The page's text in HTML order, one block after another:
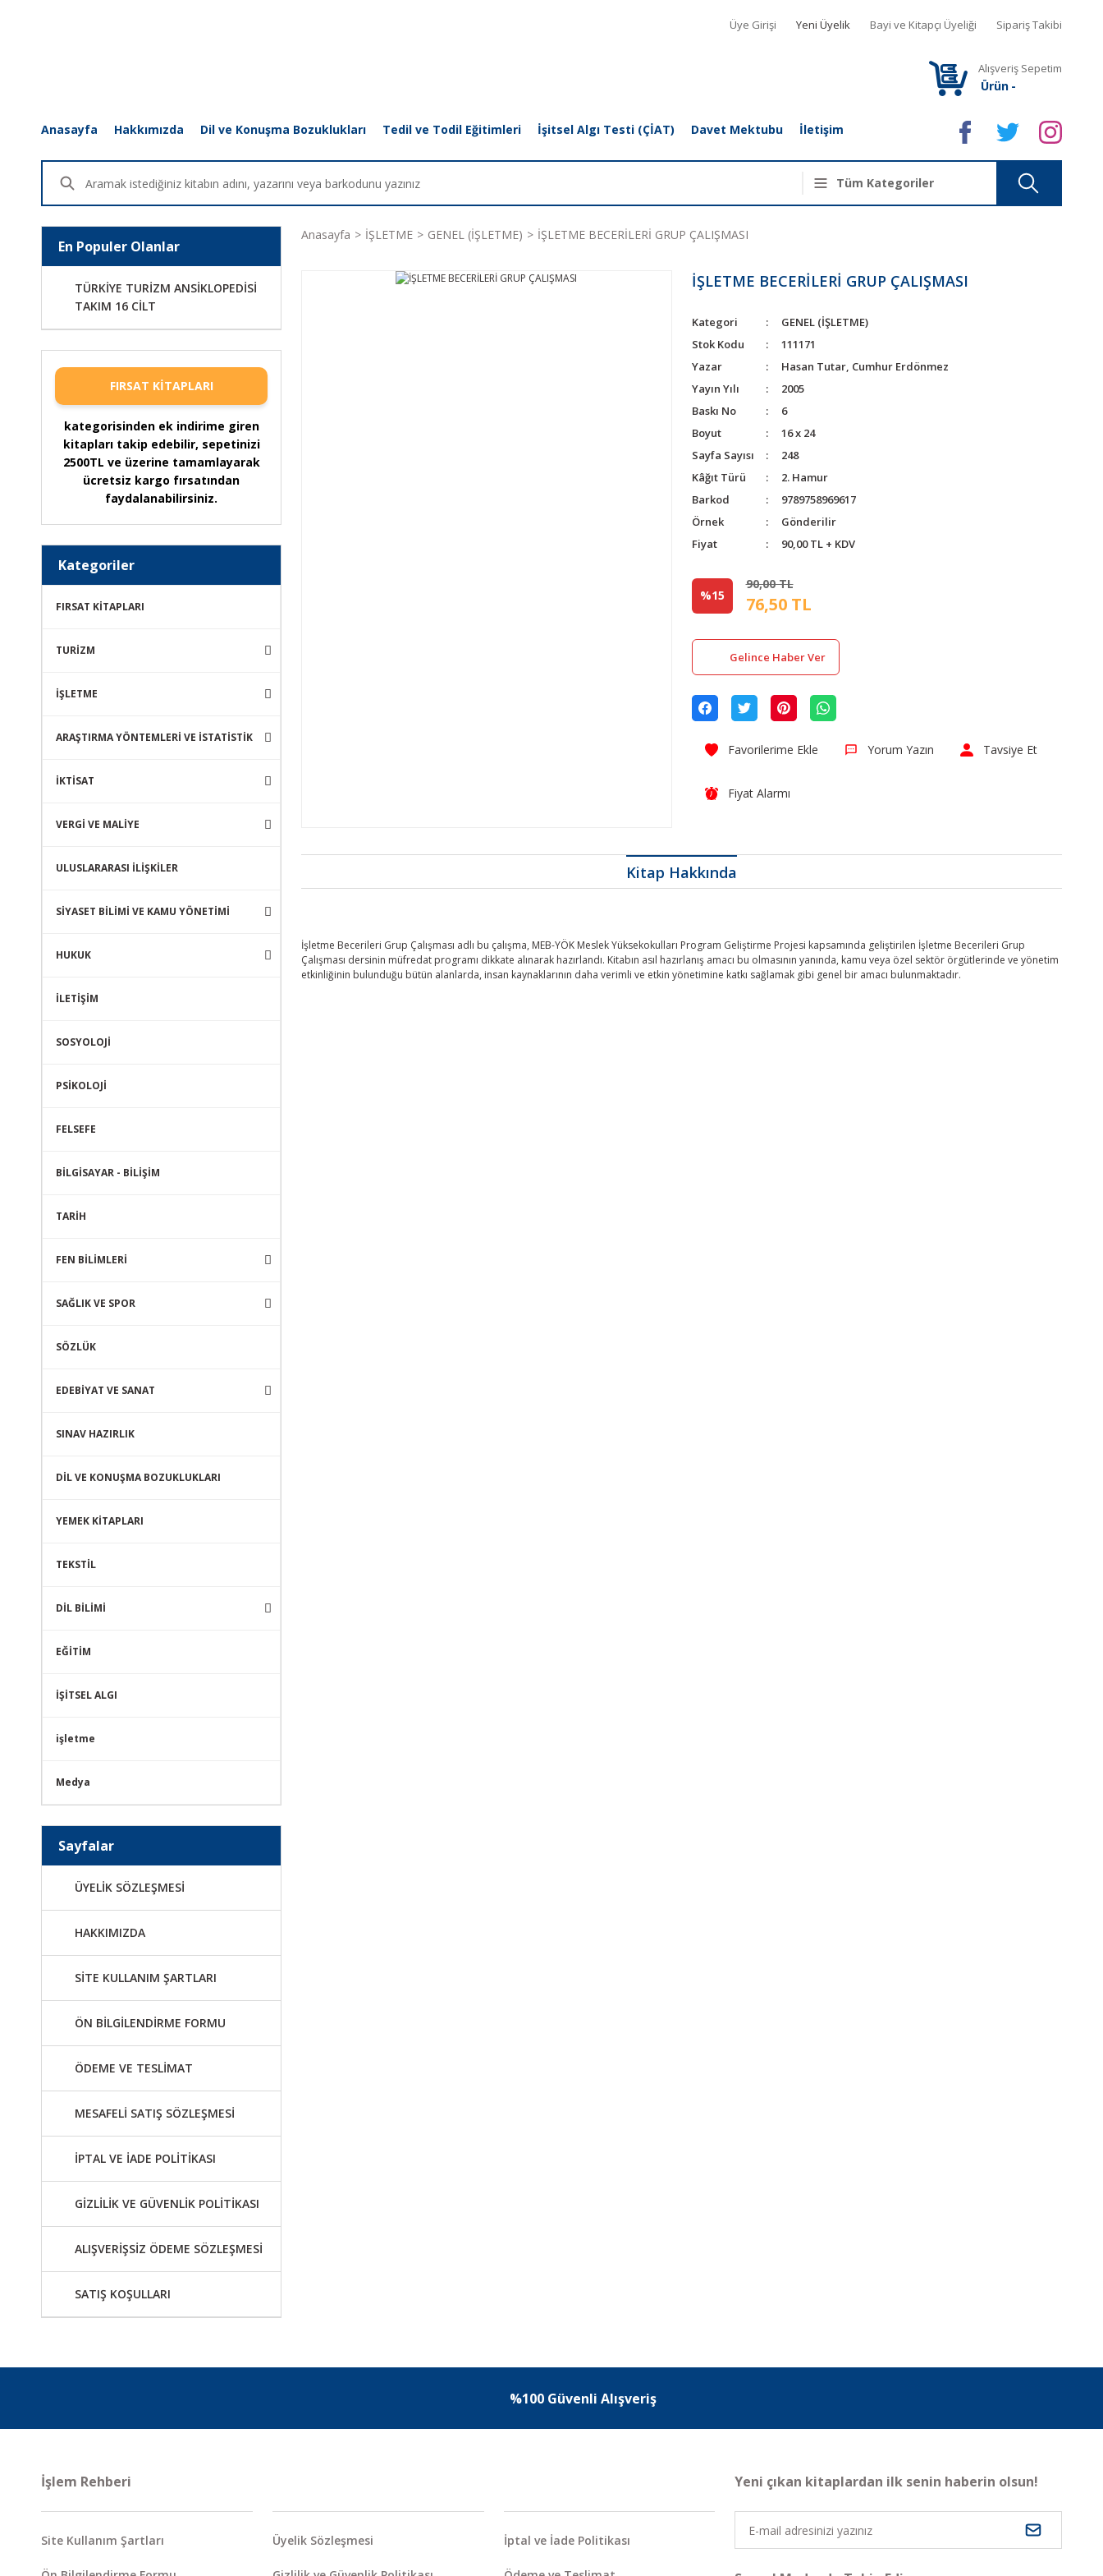
Üye Girişi Yeni Üyelik Bayi ve Kitapçı Üyeliği Sipariş Takibi
Alışveriş Sepetim
Ürün -
Anasayfa Hakkımızda Dil ve Konuşma Bozuklukları Tedil ve Todil Eğitimleri İşitsel Algı Testi (ÇİAT) Davet Mektubu İletişim
En Populer Olanlar
TÜRKİYE TURİZM ANSİKLOPEDİSİ
TAKIM 16 CİLT
FIRSAT KİTAPLARI
kategorisinden ek indirime giren
kitapları takip edebilir, sepetinizi
2500TL ve üzerine tamamlayarak
ücretsiz kargo fırsatından
faydalanabilirsiniz.
Kategoriler
FIRSAT KİTAPLARI
TURİZM
İŞLETME
ARAŞTIRMA YÖNTEMLERİ VE İSTATİSTİK
İKTİSAT
VERGİ VE MALİYE
ULUSLARARASI İLİŞKİLER
SİYASET BİLİMİ VE KAMU YÖNETİMİ
HUKUK
İLETİŞİM
SOSYOLOJİ
PSİKOLOJİ
FELSEFE
BİLGİSAYAR - BİLİŞİM
TARİH
FEN BİLİMLERİ
SAĞLIK VE SPOR
SÖZLÜK
EDEBİYAT VE SANAT
SINAV HAZIRLIK
DİL VE KONUŞMA BOZUKLUKLARI
YEMEK KİTAPLARI
TEKSTİL
DİL BİLİMİ
EĞİTİM
İŞİTSEL ALGI
işletme
Medya
Sayfalar
ÜYELİK SÖZLEŞMESİ
HAKKIMIZDA
SİTE KULLANIM ŞARTLARI
ÖN BİLGİLENDİRME FORMU
ÖDEME VE TESLİMAT
MESAFELİ SATIŞ SÖZLEŞMESİ
İPTAL VE İADE POLİTİKASI
GİZLİLİK VE GÜVENLİK POLİTİKASI
ALIŞVERİŞSİZ ÖDEME SÖZLEŞMESİ
SATIŞ KOŞULLARI
Anasayfa İŞLETME GENEL (İŞLETME) İŞLETME BECERİLERİ GRUP ÇALIŞMASI
İŞLETME BECERİLERİ GRUP ÇALIŞMASI
Kategori
GENEL (İŞLETME)
Stok Kodu
111171
Yazar
Hasan Tutar, Cumhur Erdönmez
Yayın Yılı
2005
Baskı No
6
Boyut
16 x 24
Sayfa Sayısı
248
Kâğıt Türü
2. Hamur
Barkod
9789758969617
Örnek
Gönderilir
Fiyat
90,00 TL + KDV
%15
90,00 TL
76,50 TL
Gelince Haber Ver
Yorum Yazın Tavsiye Et
Fiyat Alarmı
Kitap Hakkında
İşletme Becerileri Grup Çalışması adlı bu çalışma, MEB-YÖK Meslek Yüksekokulları Program Geliştirme Projesi kapsamında geliştirilen İşletme Becerileri Grup
Çalışması dersinin müfredat programı dikkate alınarak hazırlandı. Kitabın asıl hazırlanış amacı bu olmasının yanında, kamu veya özel sektör örgütlerinde ve yönetim
etkinliğinin bulunduğu bütün alanlarda, insan kaynaklarının daha verimli ve etkin yönetimine katkı sağlamak gibi genel bir amacı bulunmaktadır.
%100 Güvenli Alışveriş
İşlem Rehberi
Site Kullanım Şartları Üyelik Sözleşmesi İptal ve İade Politikası
Yeni çıkan kitaplardan ilk senin haberin olsun!